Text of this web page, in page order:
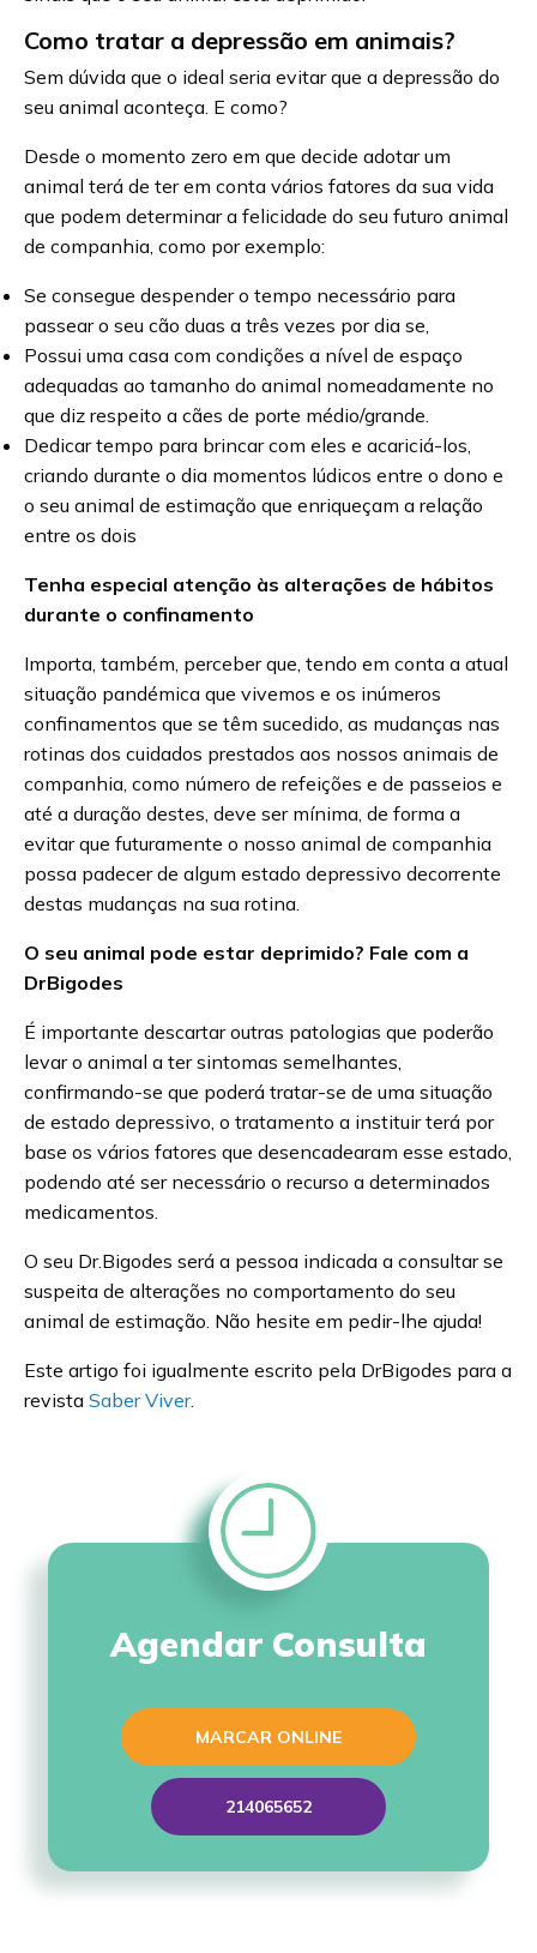
Como tratar a depressão em animais?
Sem dúvida que o ideal seria evitar que a depressão do
seu animal aconteça. E como?
Desde o momento zero em que decide adotar um
animal terá de ter em conta vários fatores da sua vida
que podem determinar a felicidade do seu futuro animal
de companhia, como por exemplo:
Se consegue despender o tempo necessário para
passear o seu cão duas a três vezes por dia se,
Possui uma casa com condições a nível de espaço
adequadas ao tamanho do animal nomeadamente no
que diz respeito a cães de porte médio/grande.
Dedicar tempo para brincar com eles e acariciá-los,
criando durante o dia momentos lúdicos entre o dono e
o seu animal de estimação que enriqueçam a relação
entre os dois
Tenha especial atenção às alterações de hábitos
durante o confinamento
Importa, também, perceber que, tendo em conta a atual
situação pandémica que vivemos e os inúmeros
confinamentos que se têm sucedido, as mudanças nas
rotinas dos cuidados prestados aos nossos animais de
companhia, como número de refeições e de passeios e
até a duração destes, deve ser mínima, de forma a
evitar que futuramente o nosso animal de companhia
possa padecer de algum estado depressivo decorrente
destas mudanças na sua rotina.
O seu animal pode estar deprimido? Fale com a
DrBigodes
É importante descartar outras patologias que poderão
levar o animal a ter sintomas semelhantes,
confirmando-se que poderá tratar-se de uma situação
de estado depressivo, o tratamento a instituir terá por
base os vários fatores que desencadearam esse estado,
podendo até ser necessário o recurso a determinados
medicamentos.
O seu Dr.Bigodes será a pessoa indicada a consultar se
suspeita de alterações no comportamento do seu
animal de estimação. Não hesite em pedir-lhe ajuda!
Este artigo foi igualmente escrito pela DrBigodes para a
revista Saber Viver.
Agendar Consulta
MARCAR ONLINE
214065652